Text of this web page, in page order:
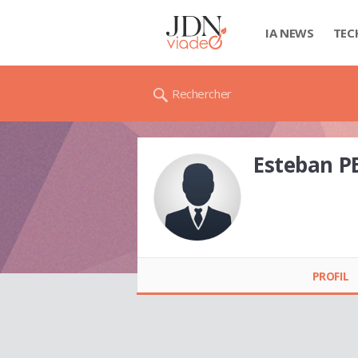
IA NEWS
Rechercher
Esteban
PROFIL